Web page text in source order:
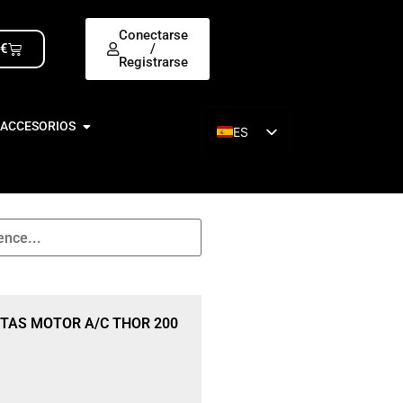
€
Conectarse
/
Registrarse
ES
MOTOR A/C THOR 200